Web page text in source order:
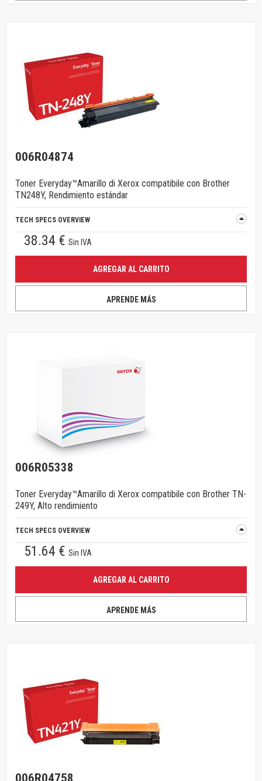
006R04874
Toner Everyday™Amarillo di Xerox compatibile con Brother
TN248Y, Rendimiento estándar
TECH SPECS OVERVIEW
38.34 € Sin IVA
AGREGAR AL CARRITO
APRENDE MÁS
006R05338
Toner Everyday™Amarillo di Xerox compatibile con Brother TN-
249Y, Alto rendimiento
TECH SPECS OVERVIEW
51.64 € Sin IVA
AGREGAR AL CARRITO
APRENDE MÁS
006R04758